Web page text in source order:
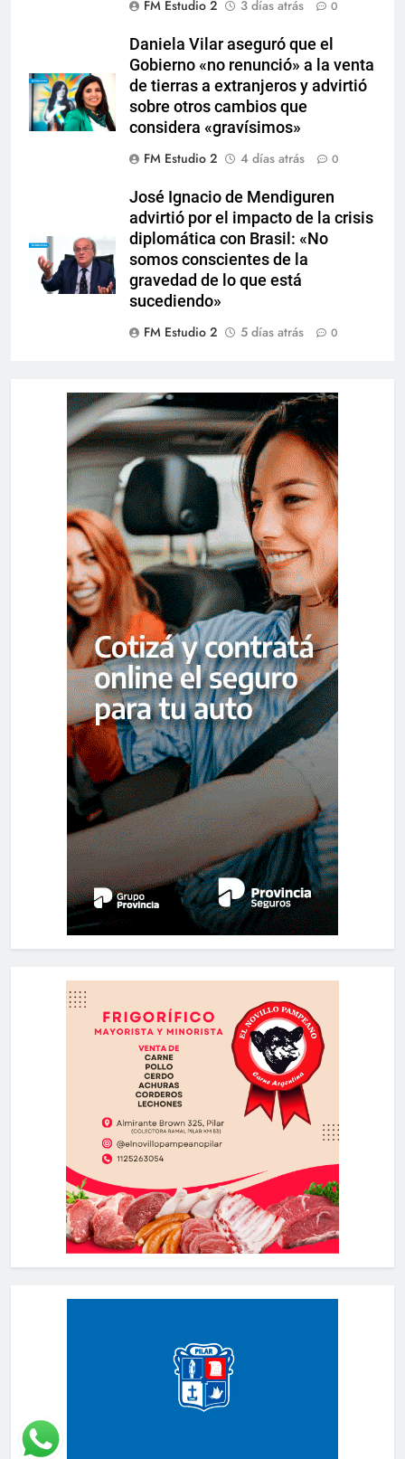
FM Estudio 2 3 días atrás 0
Daniela Vilar aseguró que el
Gobierno «no renunció» a la venta
de tierras a extranjeros y advirtió
sobre otros cambios que
considera «gravísimos»
FM Estudio 2
4 días atrás 0
José Ignacio de Mendiguren
advirtió por el impacto de la crisis
diplomática con Brasil: «No
somos conscientes de la
gravedad de lo que está
sucediendo»
FM Estudio 2
5 días atrás 0